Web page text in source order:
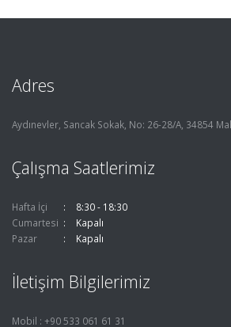
Adres
Aydınevler, Sancak Sokak, No: 26-28/A, 34854
Çalışma Saatlerimiz
Hafta İçi
8:30 - 18:30
Cumartesi
Kapalı
Pazar
Kapalı
İletişim Bilgilerimiz
Mobil : +90 533 061 61 31